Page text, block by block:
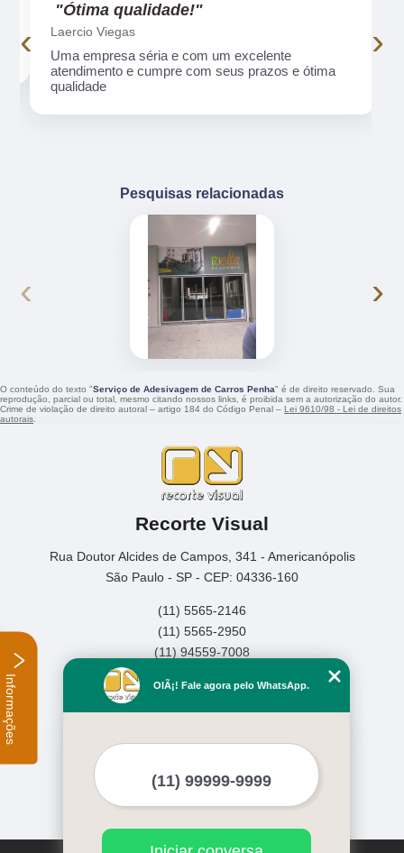
"Ótima qualidade!"
Laercio Viegas
Uma empresa séria e com um excelente
atendimento e cumpre com seus prazos e ótima
qualidade
‹ ›
Pesquisas relacionadas
‹ ›
O conteúdo do texto "Serviço de Adesivagem de Carros Penha" é de direito reservado. Sua
reprodução, parcial ou total, mesmo citando nossos links, é proibida sem a autorização do autor.
Crime de violação de direito autoral – artigo 184 do Código Penal – Lei 9610/98 - Lei de direitos
autorais
Recorte Visual
Rua Doutor Alcides de Campos, 341 - Americanópolis
São Paulo - SP - CEP: 04336-160
(11) 5565-2146
(11) 5565-2950
(11) 94559-7008
Home
Serviços
Mapa do site
Mais Serviços
OlÃ¡! Fale agora pelo WhatsApp.
Informações